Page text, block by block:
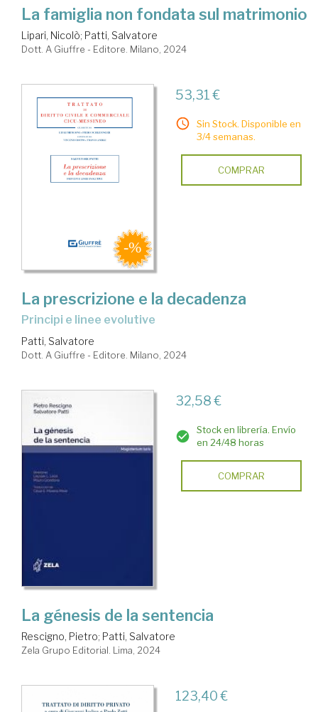
La famiglia non fondata sul matrimonio
Lipari, Nicolò; Patti, Salvatore
Dott. A Giuffre - Editore. Milano, 2024
53,31 €
Sin Stock. Disponible en
3/4 semanas.
COMPRAR
La prescrizione e la decadenza
principi e linee evolutive
Patti, Salvatore
Dott. A Giuffre - Editore. Milano, 2024
32,58 €
Stock en librería. Envío
en 24/48 horas
COMPRAR
La génesis de la sentencia
Rescigno, Pietro; Patti, Salvatore
Zela Grupo Editorial. Lima, 2024
123,40 €